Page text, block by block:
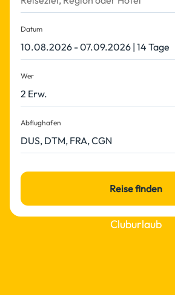
Datum
Wer
2 Erw.
Abflughafen
DUS, DTM, FRA, CGN
Reise finden
Reise finden
Cluburlaub